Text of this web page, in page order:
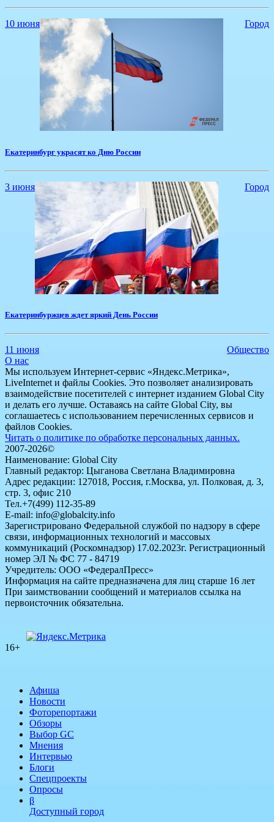
10 июня Город
Екатеринбург украсят ко Дню России
3 июня Город
Екатеринбуржцев ждет яркий День России
11 июня
Общество
О нас
Мы используем Интернет-сервис «Яндекс.Метрика»,
LiveInternet и файлы Cookies. Это позволяет анализировать
взаимодействие посетителей с интернет изданием Global City
и делать его лучше. Оставаясь на сайте Global City, вы
соглашаетесь с использованием перечисленных сервисов и
файлов Cookies.
Читать о политике по обработке персональных данных.
2007-2026©
Наименование: Global City
Главный редактор: Цыганова Светлана Владимировна
Адрес редакции: 127018, Россия, г.Москва, ул. Полковая, д. 3,
стр. 3, офис 210
Тел.+7(499) 112-35-89
E-mail: info@globalcity.info
Зарегистрировано Федеральной службой по надзору в сфере
связи, информационных технологий и массовых
коммуникаций (Роскомнадзор) 17.02.2023г. Регистрационный
номер ЭЛ № ФС 77 - 84719
Учредитель: ООО «ФедералПресс»
Информация на сайте предназначена для лиц старше 16 лет
При заимствовании сообщений и материалов ссылка на
первоисточник обязательна.
16+
Афиша
Новости
Фоторепортажи
Обзоры
Выбор GC
Мнения
Интервью
Блоги
Спецпроекты
Опросы
β
Доступный город